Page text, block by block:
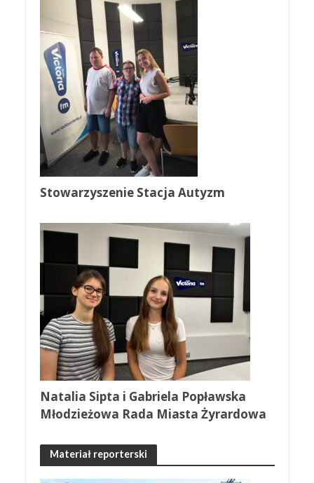
Stowarzyszenie Stacja Autyzm
Natalia Sipta i Gabriela Popławska
Młodzieżowa Rada Miasta Żyrardowa
Materiał reporterski